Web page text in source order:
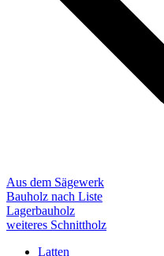
Aus dem Sägewerk
Bauholz nach Liste
Lagerbauholz
weiteres Schnittholz
Latten